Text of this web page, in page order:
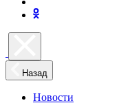
Назад
Новости